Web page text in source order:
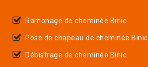
Ramonage de cheminée Binic
Pose de chapeau de cheminée Binic
Débistrage de cheminée Binic